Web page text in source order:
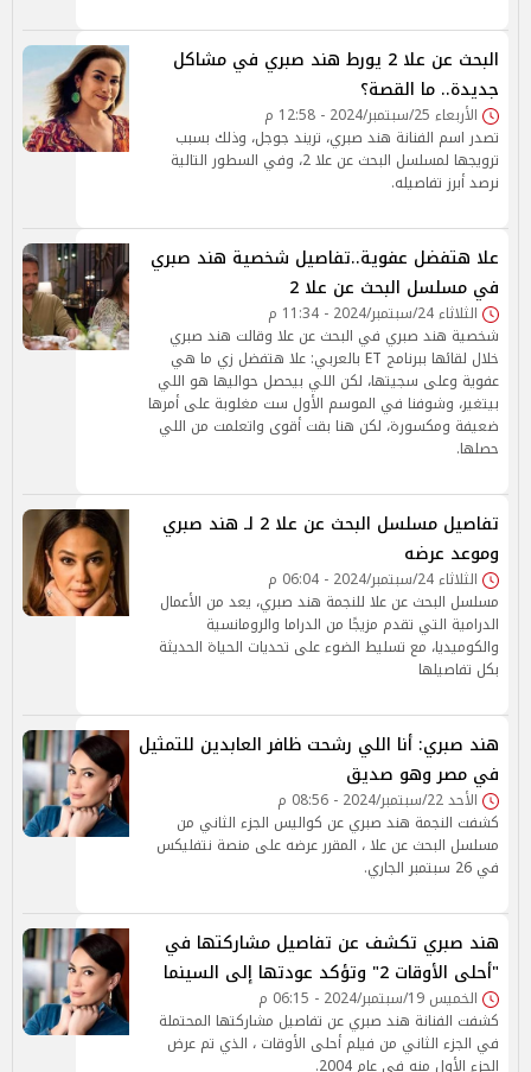
البحث عن علا 2 يورط هند صبري في مشاكل
جديدة.. ما القصة؟
الأربعاء 25/سبتمبر/2024 - 12:58 م
تصدر اسم الفنانة هند صبري، تريند جوجل، وذلك بسبب
ترويجها لمسلسل البحث عن علا 2، وفي السطور التالية
نرصد أبرز تفاصيله.
علا هتفضل عفوية..تفاصيل شخصية هند صبري
في مسلسل البحث عن علا 2
الثلاثاء 24/سبتمبر/2024 - 11:34 م
شخصية هند صبري في البحث عن علا وقالت هند صبري
خلال لقائها ببرنامج ET بالعربي: علا هتفضل زي ما هي
عفوية وعلى سجيتها، لكن اللي بيحصل حواليها هو اللي
بيتغير، وشوفنا في الموسم الأول ست مغلوبة على أمرها
ضعيفة ومكسورة، لكن هنا بقت أقوى واتعلمت من اللي
حصلها.
تفاصيل مسلسل البحث عن علا 2 لـ هند صبري
وموعد عرضه
الثلاثاء 24/سبتمبر/2024 - 06:04 م
مسلسل البحث عن علا للنجمة هند صبري، يعد من الأعمال
الدرامية التي تقدم مزيجًا من الدراما والرومانسية
والكوميديا، مع تسليط الضوء على تحديات الحياة الحديثة
بكل تفاصيلها
هند صبري: أنا اللي رشحت ظافر العابدين للتمثيل
في مصر وهو صديق
الأحد 22/سبتمبر/2024 - 08:56 م
كشفت النجمة هند صبري عن كواليس الجزء الثاني من
مسلسل البحث عن علا ، المقرر عرضه على منصة نتفليكس
في 26 سبتمبر الجاري.
هند صبري تكشف عن تفاصيل مشاركتها في
"أحلى الأوقات 2" وتؤكد عودتها إلى السينما
الخميس 19/سبتمبر/2024 - 06:15 م
كشفت الفنانة هند صبري عن تفاصيل مشاركتها المحتملة
في الجزء الثاني من فيلم أحلى الأوقات ، الذي تم عرض
الجزء الأول منه في عام 2004.